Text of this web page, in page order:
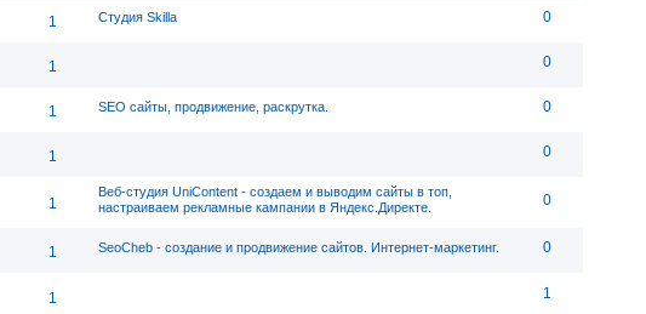
1 Студия Skilla 0
1 0
1 SEO сайты, продвижение, раскрутка. 0
1 0
1
Веб-студия UniContent - cоздаем и выводим сайты в топ,
настраиваем рекламные кампании в Яндекс.Директе.
0
1 SeoCheb - создание и продвижение сайтов. Интернет-маркетинг. 0
1 1